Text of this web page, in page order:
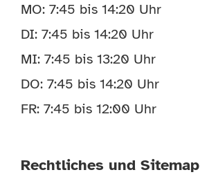
MO: 7:45 bis 14:20 Uhr
DI: 7:45 bis 14:20 Uhr
MI: 7:45 bis 13:20 Uhr
DO: 7:45 bis 14:20 Uhr
FR: 7:45 bis 12:00 Uhr
Rechtliches und Sitemap